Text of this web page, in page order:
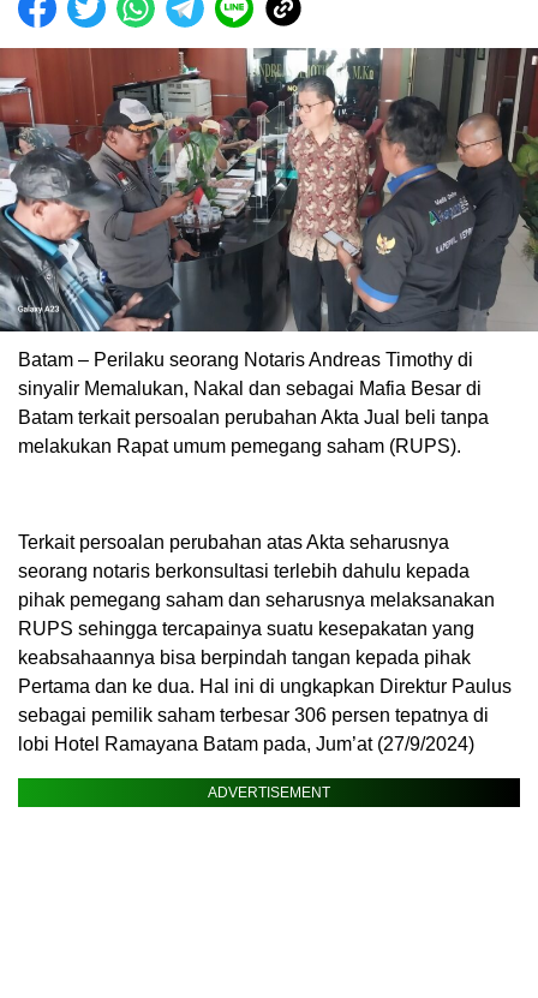
Batam – Perilaku seorang Notaris Andreas Timothy di
sinyalir Memalukan, Nakal dan sebagai Mafia Besar di
Batam terkait persoalan perubahan Akta Jual beli tanpa
melakukan Rapat umum pemegang saham (RUPS).
Terkait persoalan perubahan atas Akta seharusnya
seorang notaris berkonsultasi terlebih dahulu kepada
pihak pemegang saham dan seharusnya melaksanakan
RUPS sehingga tercapainya suatu kesepakatan yang
keabsahaannya bisa berpindah tangan kepada pihak
Pertama dan ke dua. Hal ini di ungkapkan Direktur Paulus
sebagai pemilik saham terbesar 306 persen tepatnya di
lobi Hotel Ramayana Batam pada, Jum’at (27/9/2024)
ADVERTISEMENT